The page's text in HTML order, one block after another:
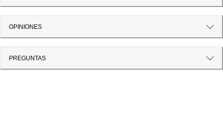
OPINIONES
PREGUNTAS